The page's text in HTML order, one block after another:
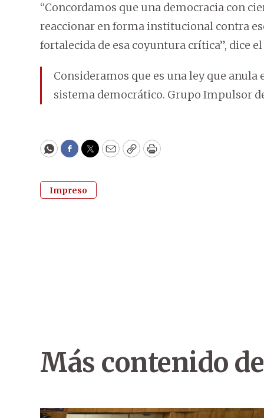
“Concordamos que una democracia con
reaccionar en forma institucional contra
fortalecida de esa coyuntura crítica”, dice
Consideramos que es una ley que
sistema democrático. Grupo Impulsor de
WhatsApp
Facebook
Twitter
EmailCopyPrint
Impreso
Más contenido